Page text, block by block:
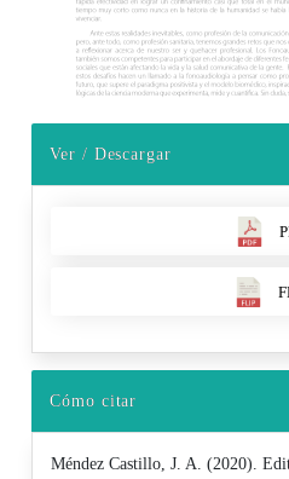
Ver / Descargar
Cómo citar
Méndez Castillo, J. A. (2020).